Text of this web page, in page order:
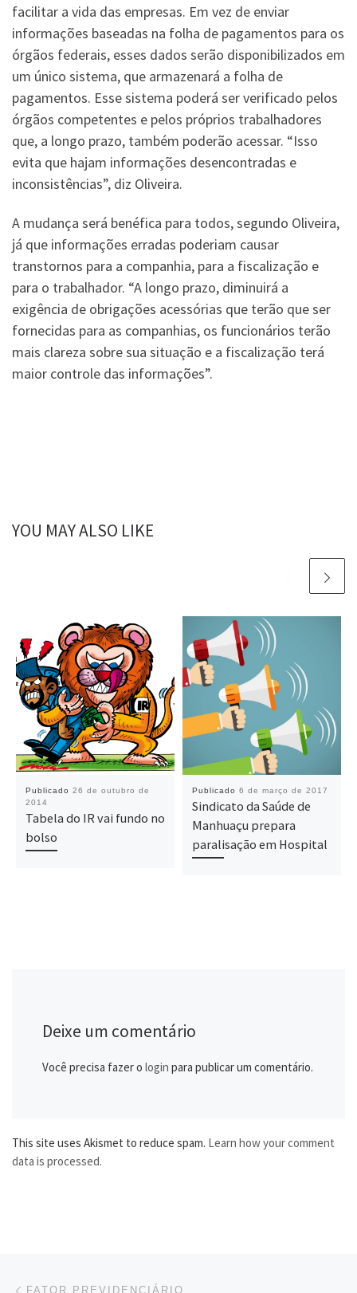
facilitar a vida das empresas. Em vez de enviar
informações baseadas na folha de pagamentos para os
órgãos federais, esses dados serão disponibilizados em
um único sistema, que armazenará a folha de
pagamentos. Esse sistema poderá ser verificado pelos
órgãos competentes e pelos próprios trabalhadores
que, a longo prazo, também poderão acessar. “Isso
evita que hajam informações desencontradas e
inconsistências”, diz Oliveira.
A mudança será benéfica para todos, segundo Oliveira,
já que informações erradas poderiam causar
transtornos para a companhia, para a fiscalização e
para o trabalhador. “A longo prazo, diminuirá a
exigência de obrigações acessórias que terão que ser
fornecidas para as companhias, os funcionários terão
mais clareza sobre sua situação e a fiscalização terá
maior controle das informações”.
YOU MAY ALSO LIKE
Publicado 26 de outubro de
2014
Tabela do IR vai fundo no
bolso
Publicado 6 de março de 2017
Sindicato da Saúde de
Manhuaçu prepara
paralisação em Hospital
Deixe um comentário
Você precisa fazer o login para publicar um comentário.
This site uses Akismet to reduce spam. Learn how your comment
data is processed.
Navegação do post
FATOR PREVIDENCIÁRIO